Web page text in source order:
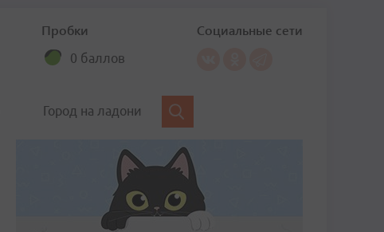
Пробки
0 баллов
Социальные сети
Город на ладони